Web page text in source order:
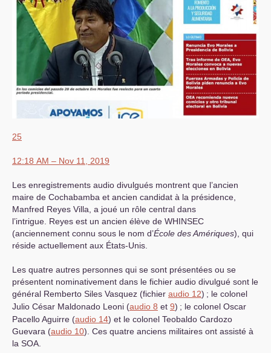
25
12:18 AM – Nov 11, 2019
Les enregistrements audio divulgués montrent que l’ancien
maire de Cochabamba et ancien candidat à la présidence,
Manfred Reyes Villa, a joué un rôle central dans
l’intrigue. Reyes est un ancien élève de WHINSEC
(anciennement connu sous le nom d’École des Amériques), qui
réside actuellement aux États-Unis.
Les quatre autres personnes qui se sont présentées ou se
présentent nominativement dans le fichier audio divulgué sont le
général Remberto Siles Vasquez (fichier audio 12) ; le colonel
Julio César Maldonado Leoni (audio 8 et 9) ; le colonel Oscar
Pacello Aguirre (audio 14) et le colonel Teobaldo Cardozo
Guevara (audio 10). Ces quatre anciens militaires ont assisté à
la SOA.